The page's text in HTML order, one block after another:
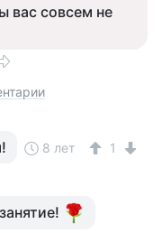
вас совсем не
8 лет 1